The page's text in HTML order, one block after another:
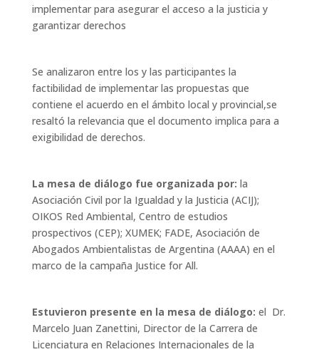
implementar para asegurar el acceso a la justicia y
garantizar derechos
Se analizaron entre los y las participantes la
factibilidad de implementar las propuestas que
contiene el acuerdo en el ámbito local y provincial,se
resaltó la relevancia que el documento implica para a
exigibilidad de derechos.
La mesa de diálogo fue organizada por: la
Asociación Civil por la Igualdad y la Justicia (ACIJ);
OIKOS Red Ambiental, Centro de estudios
prospectivos (CEP); XUMEK; FADE, Asociación de
Abogados Ambientalistas de Argentina (AAAA) en el
marco de la campaña Justice for All.
Estuvieron presente en la mesa de diálogo: el Dr.
Marcelo Juan Zanettini, Director de la Carrera de
Licenciatura en Relaciones Internacionales de la